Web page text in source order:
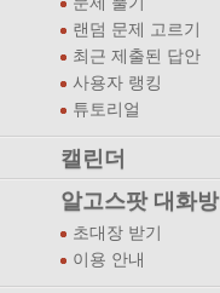
랜덤 문제 고르기
최근 제출된 답안
사용자 랭킹
튜토리얼
캘린더
알고스팟 대화방
초대장 받기
이용 안내